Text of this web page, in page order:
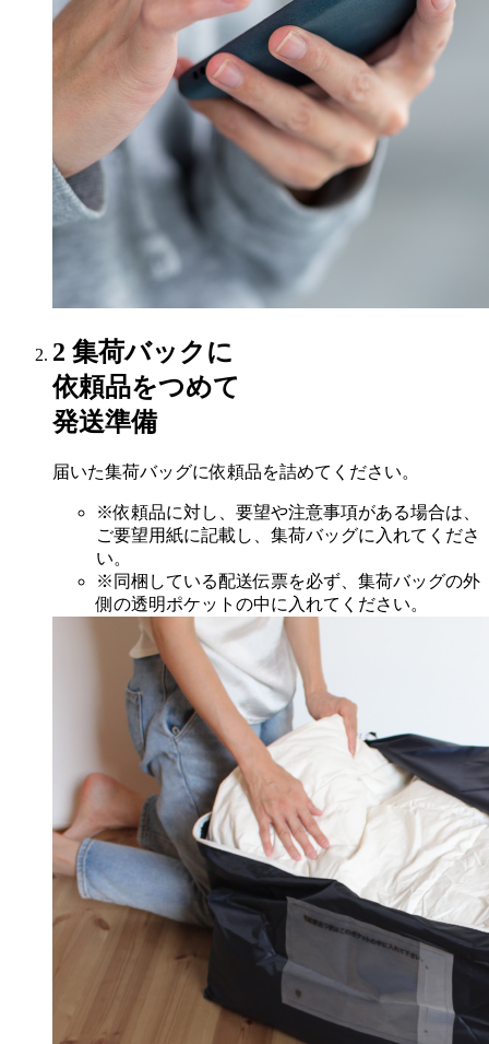
2 集荷バックに
依頼品をつめて
発送準備
届いた集荷バッグに依頼品を詰めてください。
※依頼品に対し、要望や注意事項がある場合は、
ご要望用紙に記載し、集荷バッグに入れてくださ
い。
※同梱している配送伝票を必ず、集荷バッグの外
側の透明ポケットの中に入れてください。